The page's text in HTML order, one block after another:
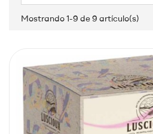
Mostrando 1-9 de 9 artículo(s)